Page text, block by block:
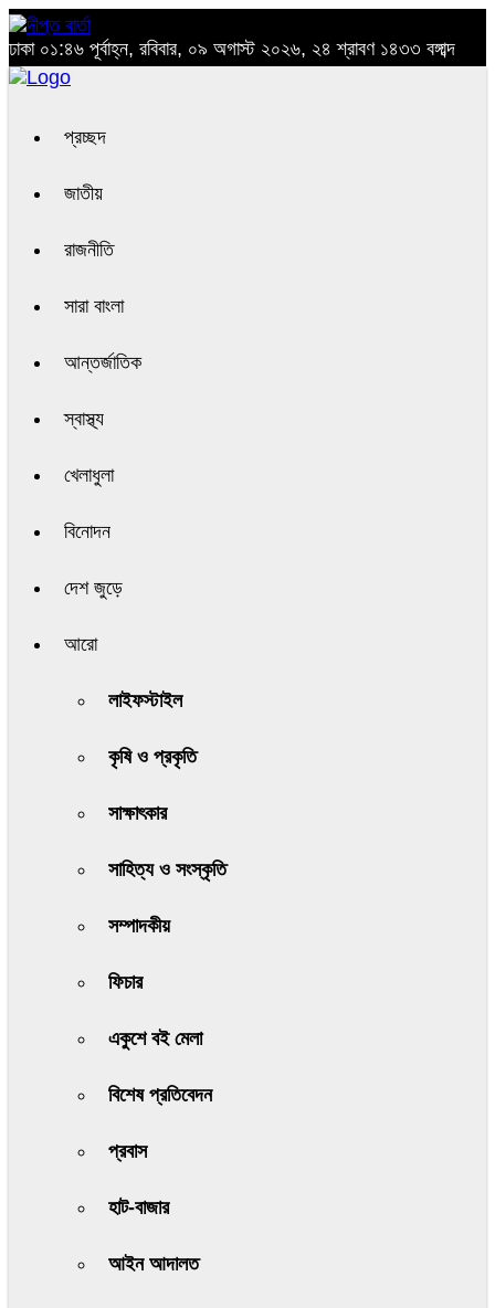
ঢাকা ০১:৪৬ পূর্বাহ্ন, রবিবার, ০৯ অগাস্ট ২০২৬, ২৪ শ্রাবণ ১৪৩৩ বঙ্গাব্দ
প্রচ্ছদ
জাতীয়
রাজনীতি
সারা বাংলা
আন্তর্জাতিক
স্বাস্থ্য
খেলাধুলা
বিনোদন
দেশ জুড়ে
আরো
লাইফস্টাইল
কৃষি ও প্রকৃতি
সাক্ষাৎকার
সাহিত্য ও সংস্কৃতি
সম্পাদকীয়
ফিচার
একুশে বই মেলা
বিশেষ প্রতিবেদন
প্রবাস
হাট-বাজার
আইন আদালত